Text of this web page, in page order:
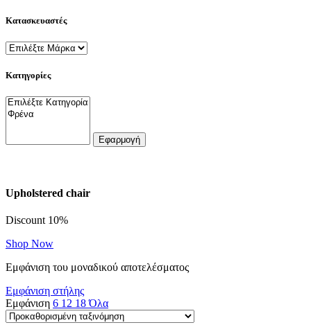
Κατασκευαστές
Κατηγορίες
Εφαρμογή
Upholstered chair
Discount 10%
Shop Now
Εμφάνιση του μοναδικού αποτελέσματος
Εμφάνιση στήλης
Εμφάνιση 6 12 18Όλα